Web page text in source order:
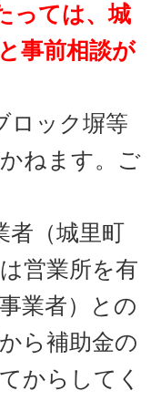
っては、城
事前相談が
ロック塀等
ねます。ご
者（城里町
営業所を有
業者）との
ら補助金の
からしてく